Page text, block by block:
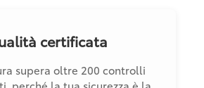
certificata
supera oltre 200 controlli